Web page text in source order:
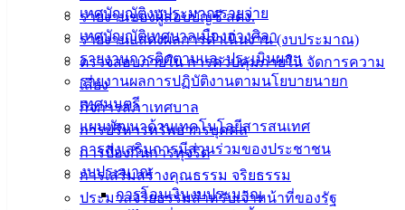
รายงานของผู้สอบบัญชี สตง.
รายงานแสดงผลการดำเนินงาน (งบประมาณ)
ตรวจสอบภายใน การควบคุมภายใน จัดการความ
เสี่ยง
กิจการสภาเทศบาล
การบริหารทรัพยากรบุคคล
การป้องกันการทุจริต
การเสริมสร้างคุณธรรม จริยธรรม
ประมวลจริยธรรมสำหรับเจ้าหน้าที่ของรัฐ
เทศบัญญัติงบประมาณรายจ่าย
เทศบัญญัติเทศบาลเมืองอ่างศิลา
รายงานการติดตามและประเมินผลฯ
รายงานผลการปฏิบัติงานตามนโยบายนายก
เทศมนตรี
แผนพัฒนาด้านเทคโนโลยีสารสนเทศ
การส่งเสริมการมีส่วนร่วมของประชาชน
งบประมาณ
การโอนเงินงบประมาณ
งาน
ข่าวสาร
น่ารู้
ศุนย์
ข้อมูล
ข่าวสาร
อิเล็กทรอนิกส์
องค์
ความรู้